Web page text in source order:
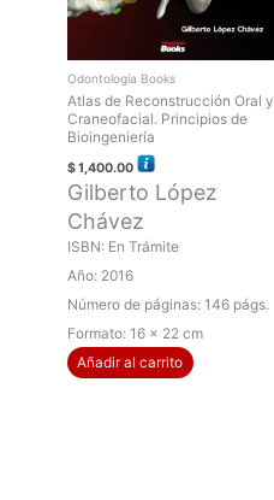
Odontología Books
Atlas de Reconstrucción Oral y
Craneofacial. Principios de
Bioingeniería
$1,400.00
Gilberto López
Chávez
ISBN: En Trámite
Año: 2016
Número de páginas: 146 págs.
Formato: 16 x 22 cm
Añadir al carrito